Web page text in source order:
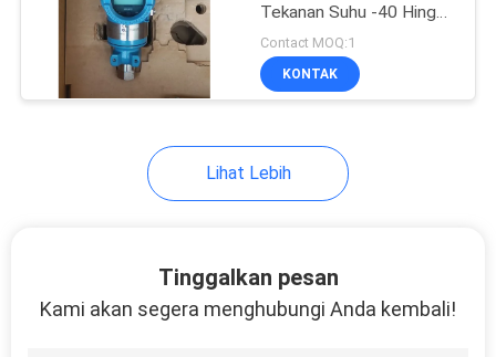
Modem Quantum
212
HMI Touch Screen
Tekanan Suhu -40 Hingga
125 °C
Contact MOQ:1
KONTAK
Lihat Lebih
Tinggalkan pesan
Kami akan segera menghubungi Anda kembali!